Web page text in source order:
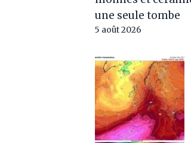
une seule tombe
5 août 2026